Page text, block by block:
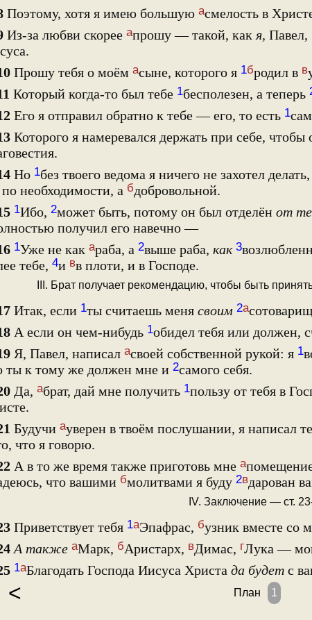
Поэтому, хотя я имею большую асмелость в
Из-за любви скорее апрошу — такой, как я, Павел,
Прошу тебя о моём асыне, которого я 1бродил в в
Который когда-то был тебе 1бесполезен, а теперь
Его я отправил обратно к тебе — его, то есть 1
Которого я намеревался держать при себе,
Но 1без твоего ведома я ничего не захотел
необходимости, а бдобровольной.
1Ибо, 2может быть, потому он был отделён от
получил его навечно —
1Уже не как араба, а 2выше раба, как 3
тебе, 4и вв плоти, и в Господе.
III. Брат получает рекомендацию, чтобы быть
Итак, если 1ты считаешь меня своим 2а
А если он чем-нибудь 1обидел тебя или должен,
Я, Павел, написал асвоей собственной рукой: я 1
ты к тому же должен мне и 2самого себя.
Да, абрат, дай мне получить 1пользу от тебя в
Будучи ауверен в твоём послушании, я написал
что я говорю.
А в то же время также приготовь мне а
что вашими бмолитвами я буду 2вдарован
IV. Заключение — ст.
Приветствует тебя 1аЭпафрас, бузник вместе со
А также аМарк, бАристарх, вДимас, гЛука —
1аБлагодать Господа Иисуса Христа да будет с
< План 1